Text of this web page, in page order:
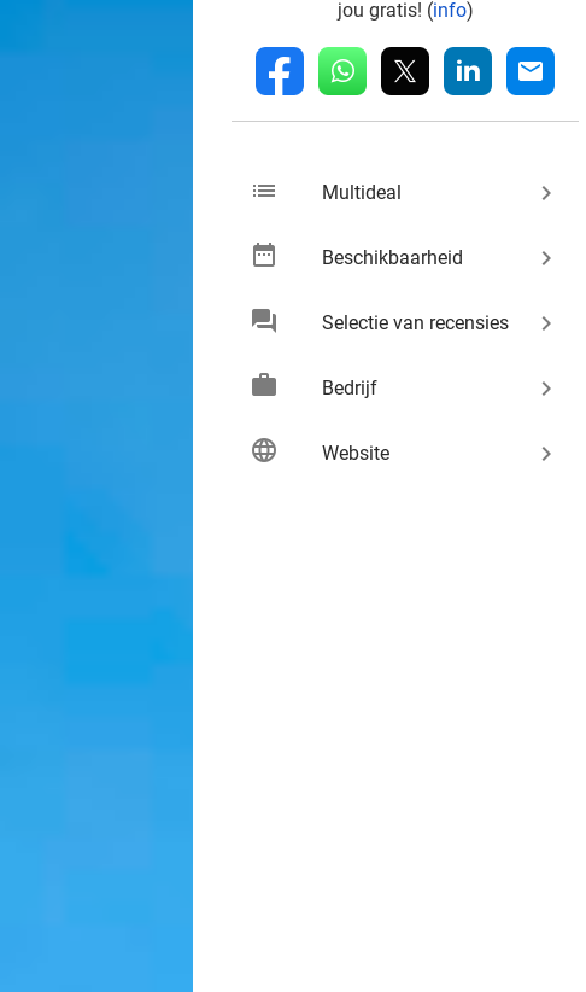
jou gratis! (info)
fb whatsapp linkedin mail
list Multideal keyboard_arrow_right
date_range Beschikbaarheid keyboard_arrow_right
chat Selectie van recensies keyboard_arrow_right
work Bedrijf keyboard_arrow_right
language Website keyboard_arrow_right